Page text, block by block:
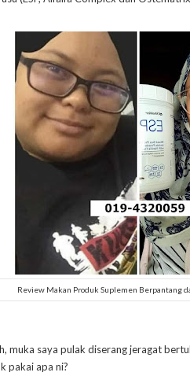
Review Makan Produk Suplemen Berpantang
muka saya pulak diserang jeragat
pakai apa ni?